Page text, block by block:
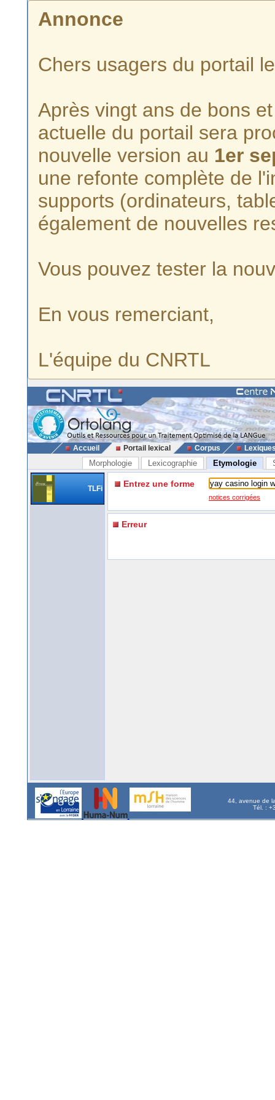
Annonce
Chers usagers du portail
Après vingt ans de bons
actuelle du portail sera
nouvelle version au 1er
une refonte complète de
supports (ordinateurs,
également de nouvelles
Vous pouvez tester la
En vous remerciant,
L'équipe du CNRTL
Accueil Portail lexical Corpus
Morphologie Lexicographie Etymologie
TLFi Entrez une forme
notices corrigées
Erreur
44, avenue de
Tél. :